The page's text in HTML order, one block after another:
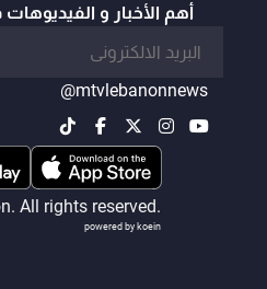
أهم الأخبار و
@mtvlebanonnews
All rights reserved.
powered by koein